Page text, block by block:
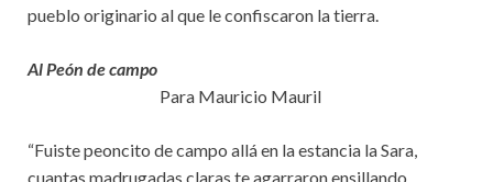
pueblo originario al que le confiscaron la tierra.
Al Peón de campo
Para Mauricio Mauril
“Fuiste peoncito de campo allá en la estancia la Sara,
cuantas madrugadas claras te agarraron ensillando,